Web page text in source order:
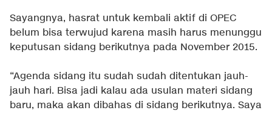
Sayangnya, hasrat untuk kembali aktif di OPEC
belum bisa terwujud karena masih harus menunggu
keputusan sidang berikutnya pada November 2015.
“Agenda sidang itu sudah sudah ditentukan jauh-
jauh hari. Bisa jadi kalau ada usulan materi sidang
baru, maka akan dibahas di sidang berikutnya. Saya